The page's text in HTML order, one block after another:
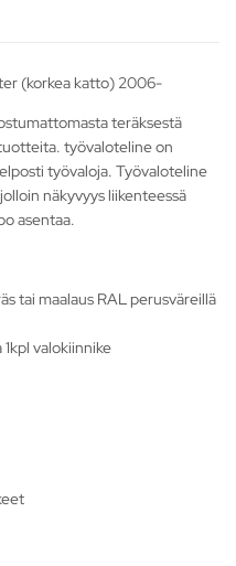
(korkea katto) 2006-
teräksestä
työvaloteline on
työvaloja. Työvaloteline
näkyvyys liikenteessä
asentaa.
tai maalaus RAL perusväreillä
valokiinnike